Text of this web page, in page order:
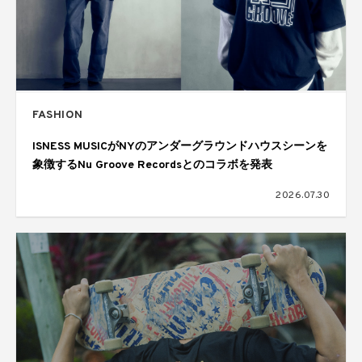
FASHION
ISNESS MUSICがNYのアンダーグラウンドハウスシーンを
象徴するNu Groove Recordsとのコラボを発表
2026.07.30